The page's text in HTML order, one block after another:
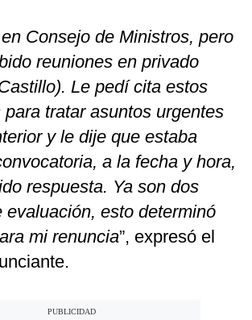
Consejo de Ministros, pero
reuniones en privado
Le pedí cita estos
tratar asuntos urgentes
y le dije que estaba
a la fecha y hora,
respuesta. Ya son dos
evaluación, esto determinó
mi renuncia”, expresó el